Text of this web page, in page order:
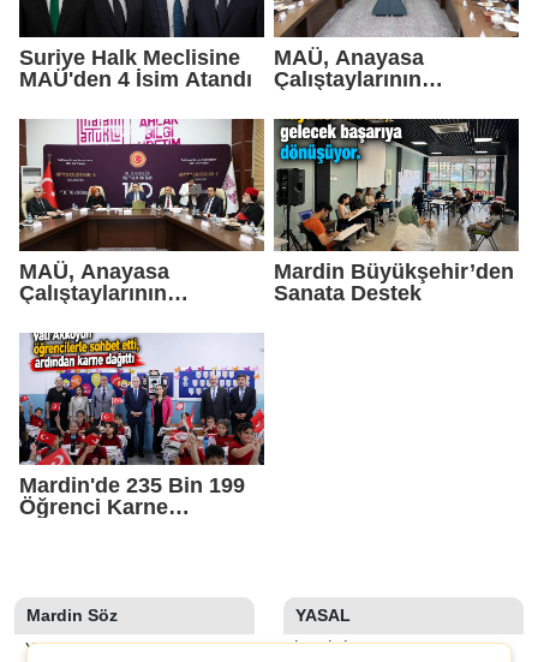
Suriye Halk Meclisine
MAÜ'den 4 İsim Atandı
MAÜ, Anayasa
Çalıştaylarının
Yaptı
MAÜ, Anayasa
Çalıştaylarının
Yaptı
Mardin Büyükşehir’den
Sanata Destek
Mardin'de 235 Bin 199
Öğrenci Karne
Mardin Söz
YAZARLAR
YASAL
İLETIŞIM